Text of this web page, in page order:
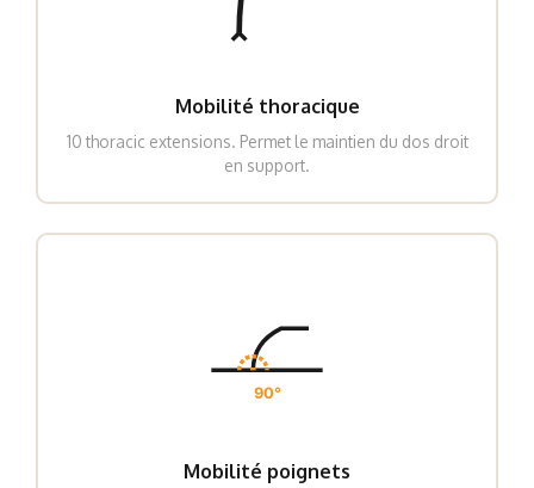
Mobilité thoracique
10 thoracic extensions. Permet le maintien du dos droit
en support.
90°
Mobilité poignets